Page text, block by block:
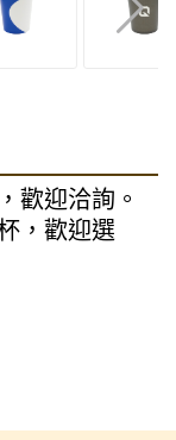
歡迎洽詢。
，歡迎選